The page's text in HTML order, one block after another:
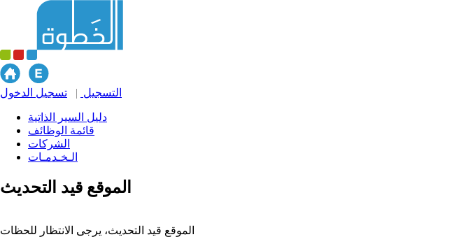
التسجيل | تسجيل الدخول
دليل السير الذاتية
قائمة الوظائف
الشركات
الـخـدمـات
الموقع قيد التحديث
الموقع قيد التحديث، يرجى الانتظار للحظات